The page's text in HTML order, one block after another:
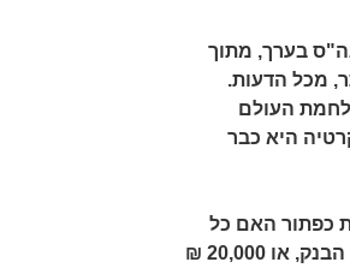
המציאו היוונים באתונה בשנת 500 לפנה"ס בערך, מתוך
מכל הדעות.
העולם
היא כבר
כפתור האם כל
בית אב בישראל יקבל באופן מיידי כ 100,000 ₪ לחשבון הבנק, או 20,000 ₪